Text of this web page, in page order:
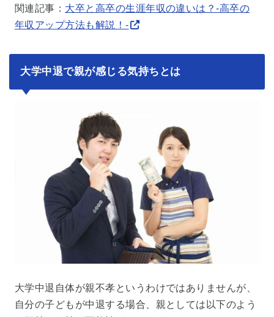
関連記事： 大卒と高卒の生涯年収の違いは？-高卒の
年収アップ方法も解説！-
大学中退で親が感じる気持ちとは
大学中退自体が親不孝というわけではありませんが、
自分の子どもが中退する場合、親としては以下のよう